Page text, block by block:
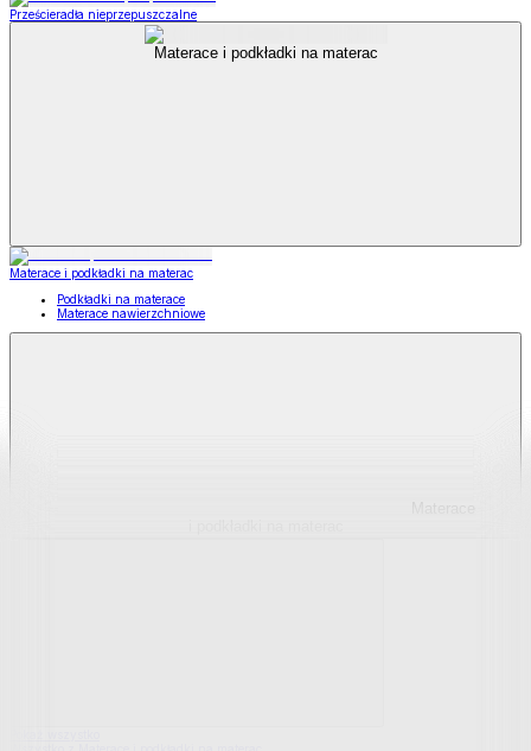
Prześcieradła nieprzepuszczalne
Materace i podkładki na materac
Materace i podkładki na materac
Podkładki na materace
Materace nawierzchniowe